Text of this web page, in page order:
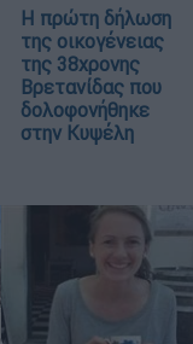
Η πρώτη δήλωση
της οικογένειας
της 38χρονης
Βρετανίδας που
δολοφονήθηκε
στην Κυψέλη